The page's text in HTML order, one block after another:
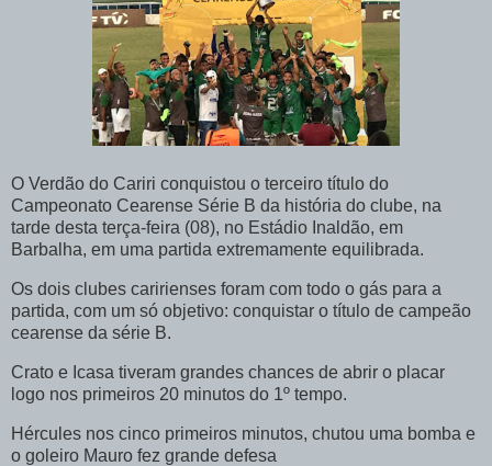
O Verdão do Cariri conquistou o terceiro título do
Campeonato Cearense Série B da história do clube, na
tarde desta terça-feira (08), no Estádio Inaldão, em
Barbalha, em uma partida extremamente equilibrada.
Os dois clubes caririenses foram com todo o gás para a
partida, com um só objetivo: conquistar o título de campeão
cearense da série B.
Crato e Icasa tiveram grandes chances de abrir o placar
logo nos primeiros 20 minutos do 1º tempo.
Hércules nos cinco primeiros minutos, chutou uma bomba e
o goleiro Mauro fez grande defesa